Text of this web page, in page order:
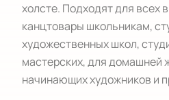
холсте. Подходят для всех
канцтовары школьникам,
художественных школ,
мастерских, для домашней
начинающих художников и